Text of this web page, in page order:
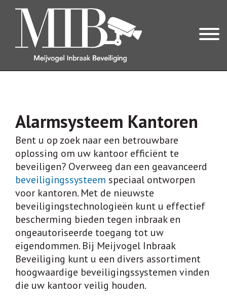
REVIEWS
INBRAAKBEVEILIGING
ONZE EXPERTISES
ALARMSYSTEEM
CILINDERS & VEILIG HANG- EN SLUITWERK
CAMERABEWAKING
DEUREN
ELECTRONISCHE TOEGANGSCONTROLE
INTERCOM
Alarmsysteem Kantoren
Bent u op zoek naar een betrouwbare
oplossing om uw kantoor efficiënt te
beveiligen? Overweeg dan een geavanceerd
beveiligingssysteem speciaal ontworpen
voor kantoren. Met de nieuwste
beveiligingstechnologieën kunt u effectief
bescherming bieden tegen inbraak en
ongeautoriseerde toegang tot uw
eigendommen. Bij Meijvogel Inbraak
Beveiliging kunt u een divers assortiment
hoogwaardige beveiligingssystemen vinden
die uw kantoor veilig houden.